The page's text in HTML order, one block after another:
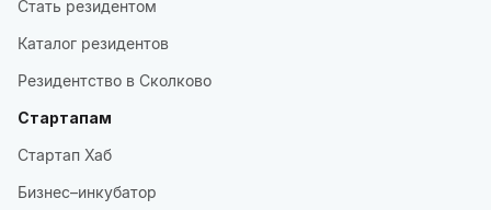
Стать резидентом
Каталог резидентов
Резидентство в Сколково
Стартапам
Стартап Хаб
Бизнес–инкубатор